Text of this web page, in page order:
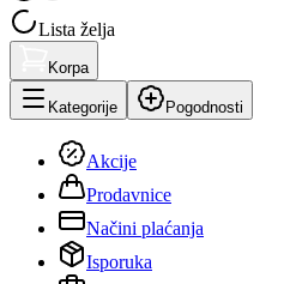
Lista želja
Korpa
Kategorije Pogodnosti
Akcije
Prodavnice
Načini plaćanja
Isporuka